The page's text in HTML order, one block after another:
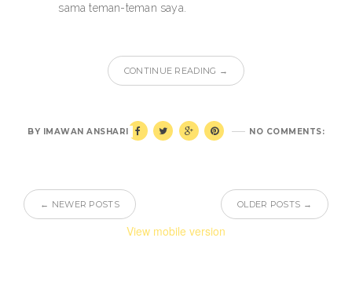
sama teman-teman saya.
CONTINUE READING →
NO COMMENTS:
BY IMAWAN ANSHARI
← NEWER POSTS OLDER POSTS →
View mobile version